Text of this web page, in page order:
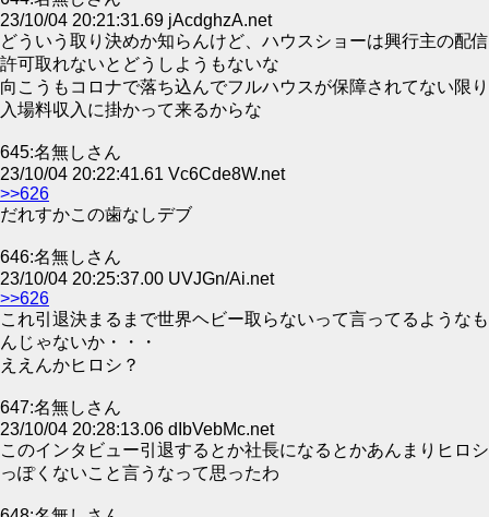
23/10/04 20:21:31.69 jAcdghzA.net
どういう取り決めか知らんけど、ハウスショーは興行主の配信
許可取れないとどうしようもないな
向こうもコロナで落ち込んでフルハウスが保障されてない限り
入場料収入に掛かって来るからな
645:名無しさん
23/10/04 20:22:41.61 Vc6Cde8W.net
>>626
だれすかこの歯なしデブ
646:名無しさん
23/10/04 20:25:37.00 UVJGn/Ai.net
>>626
これ引退決まるまで世界ヘビー取らないって言ってるようなも
んじゃないか・・・
ええんかヒロシ？
647:名無しさん
23/10/04 20:28:13.06 dIbVebMc.net
このインタビュー引退するとか社長になるとかあんまりヒロシ
っぽくないこと言うなって思ったわ